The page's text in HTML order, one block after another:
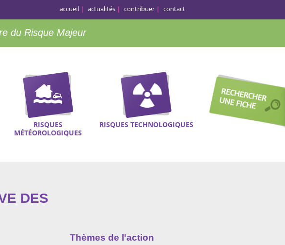
accueil actualités contribuer contact
du Risque Majeur
RISQUES
MÉTÉOROLOGIQUES
RISQUES TECHNOLOGIQUES
DES
Thèmes de l'action